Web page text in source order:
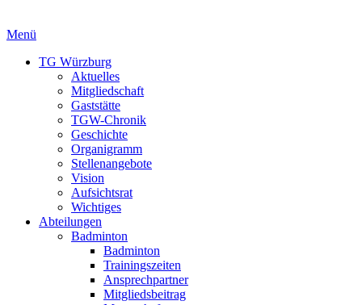
Menü
TG Würzburg
Aktuelles
Mitgliedschaft
Gaststätte
TGW-Chronik
Geschichte
Organigramm
Stellenangebote
Vision
Aufsichtsrat
Wichtiges
Abteilungen
Badminton
Badminton
Trainingszeiten
Ansprechpartner
Mitgliedsbeitrag